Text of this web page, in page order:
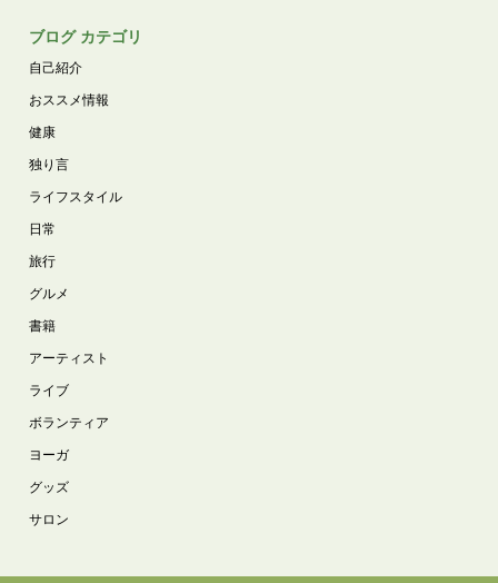
ブログ カテゴリ
自己紹介
おススメ情報
健康
独り言
ライフスタイル
日常
旅行
グルメ
書籍
アーティスト
ライブ
ボランティア
ヨーガ
グッズ
サロン